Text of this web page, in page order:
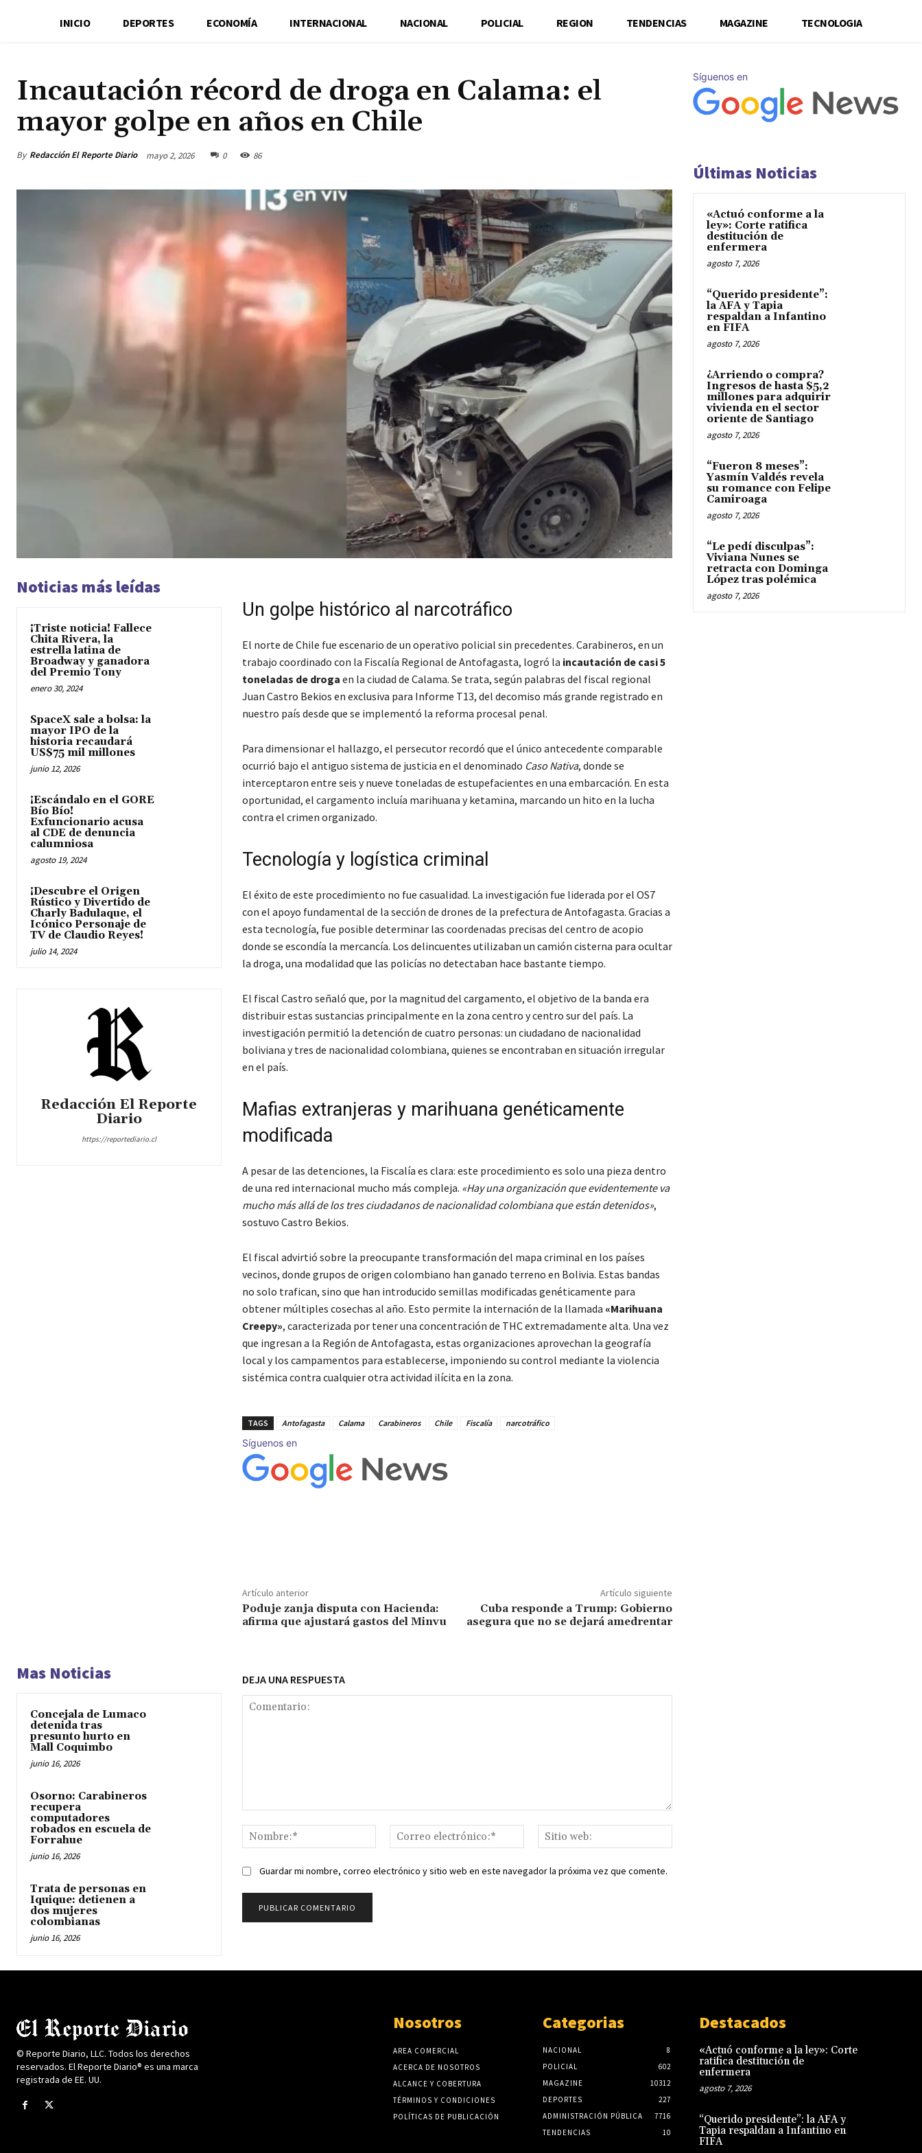
INICIO DEPORTES ECONOMÍA INTERNACIONAL NACIONAL POLICIAL REGION TENDENCIAS MAGAZINE TECNOLOGIA
Incautación récord de droga en Calama: el
mayor golpe en años en Chile
By Redacción El Reporte Diario mayo 2, 2026 0 86
Noticias más leídas
¡Triste noticia! Fallece
Chita Rivera, la
estrella latina de
Broadway y ganadora
del Premio Tony
enero 30, 2024
SpaceX sale a bolsa: la
mayor IPO de la
historia recaudará
US$75 mil millones
junio 12, 2026
¡Escándalo en el GORE
Bío Bío!
Exfuncionario acusa
al CDE de denuncia
calumniosa
agosto 19, 2024
¡Descubre el Origen
Rústico y Divertido de
Charly Badulaque, el
Icónico Personaje de
TV de Claudio Reyes!
julio 14, 2024
Redacción El Reporte
Diario
https://reportediario.cl
Un golpe histórico al narcotráfico
El norte de Chile fue escenario de un operativo policial sin precedentes. Carabineros, en un
trabajo coordinado con la Fiscalía Regional de Antofagasta, logró la incautación de casi 5
toneladas de droga en la ciudad de Calama. Se trata, según palabras del fiscal regional
Juan Castro Bekios en exclusiva para Informe T13, del decomiso más grande registrado en
nuestro país desde que se implementó la reforma procesal penal.
Para dimensionar el hallazgo, el persecutor recordó que el único antecedente comparable
ocurrió bajo el antiguo sistema de justicia en el denominado Caso Nativa, donde se
interceptaron entre seis y nueve toneladas de estupefacientes en una embarcación. En esta
oportunidad, el cargamento incluía marihuana y ketamina, marcando un hito en la lucha
contra el crimen organizado.
Tecnología y logística criminal
El éxito de este procedimiento no fue casualidad. La investigación fue liderada por el OS7
con el apoyo fundamental de la sección de drones de la prefectura de Antofagasta. Gracias a
esta tecnología, fue posible determinar las coordenadas precisas del centro de acopio
donde se escondía la mercancía. Los delincuentes utilizaban un camión cisterna para ocultar
la droga, una modalidad que las policías no detectaban hace bastante tiempo.
El fiscal Castro señaló que, por la magnitud del cargamento, el objetivo de la banda era
distribuir estas sustancias principalmente en la zona centro y centro sur del país. La
investigación permitió la detención de cuatro personas: un ciudadano de nacionalidad
boliviana y tres de nacionalidad colombiana, quienes se encontraban en situación irregular
en el país.
Mafias extranjeras y marihuana genéticamente
modificada
A pesar de las detenciones, la Fiscalía es clara: este procedimiento es solo una pieza dentro
de una red internacional mucho más compleja. «Hay una organización que evidentemente va
mucho más allá de los tres ciudadanos de nacionalidad colombiana que están detenidos»,
sostuvo Castro Bekios.
El fiscal advirtió sobre la preocupante transformación del mapa criminal en los países
vecinos, donde grupos de origen colombiano han ganado terreno en Bolivia. Estas bandas
no solo trafican, sino que han introducido semillas modificadas genéticamente para
obtener múltiples cosechas al año. Esto permite la internación de la llamada «Marihuana
Creepy», caracterizada por tener una concentración de THC extremadamente alta. Una vez
que ingresan a la Región de Antofagasta, estas organizaciones aprovechan la geografía
local y los campamentos para establecerse, imponiendo su control mediante la violencia
sistémica contra cualquier otra actividad ilícita en la zona.
TAGS Antofagasta Calama Carabineros Chile Fiscalía narcotráfico
Síguenos en
Artículo anterior
Poduje zanja disputa con Hacienda:
afirma que ajustará gastos del Minvu
Artículo siguiente
Cuba responde a Trump: Gobierno
asegura que no se dejará amedrentar
Mas Noticias
Concejala de Lumaco
detenida tras
presunto hurto en
Mall Coquimbo
junio 16, 2026
Osorno: Carabineros
recupera
computadores
robados en escuela de
Forrahue
junio 16, 2026
Trata de personas en
Iquique: detienen a
dos mujeres
colombianas
junio 16, 2026
DEJA UNA RESPUESTA
Nombre:*
Correo
electrónico:*
web:
Guardar mi nombre, correo electrónico y sitio web en este navegador la próxima vez que comente.
Síguenos en
Últimas Noticias
«Actuó conforme a la
ley»: Corte ratifica
destitución de
enfermera
agosto 7, 2026
“Querido presidente”:
la AFA y Tapia
respaldan a Infantino
en FIFA
agosto 7, 2026
¿Arriendo o compra?
Ingresos de hasta $5,2
millones para adquirir
vivienda en el sector
oriente de Santiago
agosto 7, 2026
“Fueron 8 meses”:
Yasmín Valdés revela
su romance con Felipe
Camiroaga
agosto 7, 2026
“Le pedí disculpas”:
Viviana Nunes se
retracta con Dominga
López tras polémica
agosto 7, 2026
© Reporte Diario, LLC. Todos los derechos
reservados. El Reporte Diario® es una marca
registrada de EE. UU.
Nosotros
AREA COMERCIAL
ACERCA DE NOSOTROS
ALCANCE Y COBERTURA
TÉRMINOS Y CONDICIONES
POLÍTICAS DE PUBLICACIÓN
Categorias
NACIONAL
8
POLICIAL
602
MAGAZINE
10312
DEPORTES
227
ADMINISTRACIÓN PÚBLICA
7716
TENDENCIAS
10
Destacados
«Actuó conforme a la ley»: Corte
ratifica destitución de
enfermera
agosto 7, 2026
“Querido presidente”: la AFA y
Tapia respaldan a Infantino en
FIFA